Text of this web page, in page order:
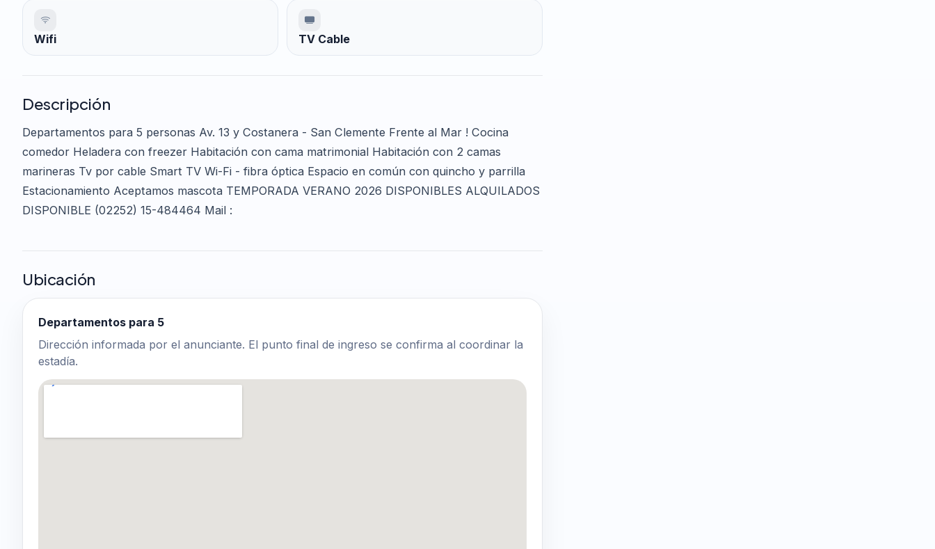
Wifi TV Cable
Descripción
Departamentos para 5 personas Av. 13 y Costanera - San Clemente Frente al Mar ! Cocina
comedor Heladera con freezer Habitación con cama matrimonial Habitación con 2 camas
marineras Tv por cable Smart TV Wi-Fi - fibra óptica Espacio en común con quincho y parrilla
Estacionamiento Aceptamos mascota TEMPORADA VERANO 2026 DISPONIBLES ALQUILADOS
DISPONIBLE (02252) 15-484464 Mail :
Ubicación
Departamentos para 5
Dirección informada por el anunciante. El punto final de ingreso se confirma al coordinar la
estadía.